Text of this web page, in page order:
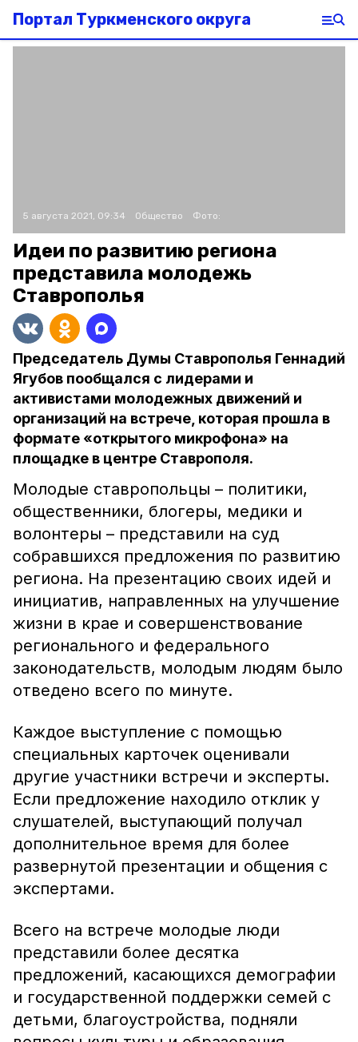
Портал Туркменского округа
5 августа 2021, 09:34 Общество Фото:
Идеи по развитию региона
представила молодежь
Ставрополья
Председатель Думы Ставрополья Геннадий
Ягубов пообщался с лидерами и
активистами молодежных движений и
организаций на встрече, которая прошла в
формате «открытого микрофона» на
площадке в центре Ставрополя.
Молодые ставропольцы – политики,
общественники, блогеры, медики и
волонтеры – представили на суд
собравшихся предложения по развитию
региона. На презентацию своих идей и
инициатив, направленных на улучшение
жизни в крае и совершенствование
регионального и федерального
законодательств, молодым людям было
отведено всего по минуте.
Каждое выступление с помощью
специальных карточек оценивали
другие участники встречи и эксперты.
Если предложение находило отклик у
слушателей, выступающий получал
дополнительное время для более
развернутой презентации и общения с
экспертами.
Всего на встрече молодые люди
представили более десятка
предложений, касающихся демографии
и государственной поддержки семей с
детьми, благоустройства, подняли